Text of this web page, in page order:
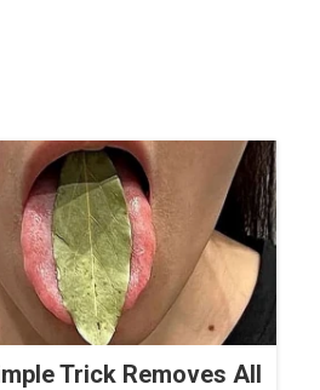
Trick Removes All